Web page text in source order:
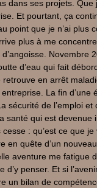
dans ses projets. Que
Et pourtant, ça
point que je n’ai plus
plus à me
Novembre
d’eau qui fait
en arrêt
La fin d’une
sécurité de l’emploi et
santé qui est devenue
: qu’est ce que
en quête d’un
aventure me fatigue
d’y penser. Et si
un bilan de